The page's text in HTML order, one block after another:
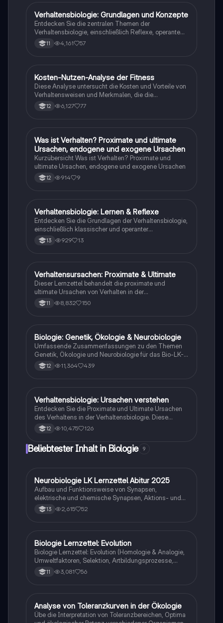
diese Ressourcen, um dein Wissen zu vertiefen und
erfolgreich zu lernen!
Biologie
Verhaltensbiologie: Grundlagen und Konzepte
Entdecken Sie die zentralen Themen der
Verhaltensbiologie, einschließlich Reflexe, operante
Konditionierung, Altruismus und evolutionäre
Anpassungen. Diese Zusammenfassung bietet einen
für das Abitur. Erfahren Sie mehr über die Kosten-
Nutzen-Bilanz, soziale Verhaltensweisen und
Lernprozesse.
11 4,161 57
Biologie
Kosten-Nutzen-Analyse der Fitness
Diese Analyse untersucht die Kosten und Vorteile von
Verhaltensweisen und Merkmalen, die die
reproduktive Fitness beeinflussen. Erfahren Sie mehr
über Überlebens- und Fortpflanzungsfähigkeit,
Verhaltensforschung.
12 6,127 77
Biologie
Was ist Verhalten? Proximate und ultimate
Ursachen, endogene und exogene Ursachen
Kurzübersicht Was ist Verhalten? Proximate und
ultimate Ursachen, endogene und exogene Ursachen
12 914 9
Biologie
Verhaltensbiologie: Lernen & Reflexe
Entdecken Sie die Grundlagen der Verhaltensbiologie,
einschließlich klassischer und operanter
Konditionierung, Reflexe, Instinktverhalten,
Nachahmung und Prägung. Erfahren Sie, wie Verhalten
Fortpflanzung. Ideal für die Abiturvorbereitung im
Fach Biologie (GK).
13 929 13
Biologie
Verhaltensursachen: Proximate & Ultimate
Dieser Lernzettel behandelt die proximate und
ultimate Ursachen von Verhalten in der
Verhaltensbiologie. Er erklärt die Definitionen, die
Auslöser von Verhalten, sowie deren evolutionäre
Fitness und evolutionären Anpassungen verstehen
möchten.
11 8,832 150
Biologie
Biologie: Genetik, Ökologie & Neurobiologie
Umfassende Zusammenfassungen zu den Themen
Genetik, Ökologie und Neurobiologie für das Bio-LK-
Abitur. Entdecken Sie wichtige Konzepte wie
Genregulation, ökologische Nischen, neuronale
biologischer Zusammenhänge.
12 11,364 439
Biologie
Verhaltensbiologie: Ursachen verstehen
Entdecken Sie die Proximate und Ultimate Ursachen
des Verhaltens in der Verhaltensbiologie. Diese
Zusammenfassung bietet klare Erklärungen und
Beispiele, wie physiologische, genetische und
Ideal für das Abitur und das Verständnis von
12 10,475 126
Beliebtester Inhalt in Biologie 9
NBiologie
Neurobiologie LK Lernzettel Abitur 2025
Aufbau und Funktionsweise von Synapsen,
elektrische und chemische Synapsen, Aktions- und
Ruhepotential
13 2,615 52
Biologie
Biologie Lernzettel: Evolution
Biologie Lernzettel: Evolution (Homologie & Analogie,
Umweltfaktoren, Selektion, Artbildungsprozesse,
Klimaregeln, Konkurrenz, Evolution des Menschen…)
11 3,081 56
ABiologie
Analyse von Toleranzkurven in der Ökologie
Übe die Interpretation von Toleranzbereichen, Optima